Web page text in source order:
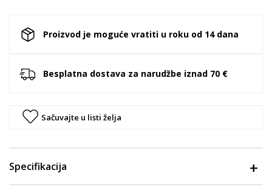
Proizvod je moguće vratiti u roku od 14 dana
Besplatna dostava za narudžbe iznad 70 €
Sačuvajte u listi želja
Specifikacija